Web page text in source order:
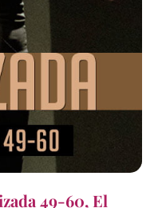
49-60, El